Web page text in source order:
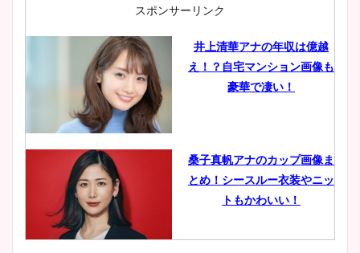
鈴木唯の太ってた時の体重が
ヤバすぎww原因や痩せたダ
豊島実季アナのカップ画像ま
とめ！美脚や水着姿に年齢も
スポンサーリンク
井上清華アナの年収は億越
え！？自宅マンション画像も
豪華で凄い！
桑子真帆アナのカップ画像ま
とめ！シースルー衣装やニッ
トもかわいい！